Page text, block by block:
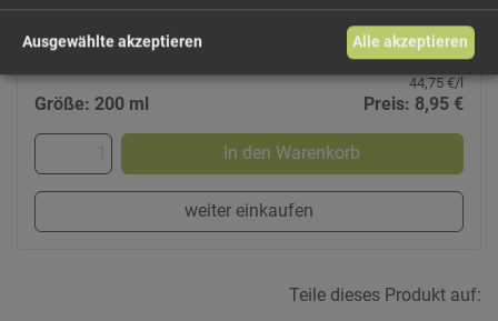
44,75 €/l
Größe: 200 ml Preis: 8,95 €
In den Warenkorb
weiter einkaufen
Teile dieses Produkt auf:
Ausgewählte akzeptieren Alle akzeptieren